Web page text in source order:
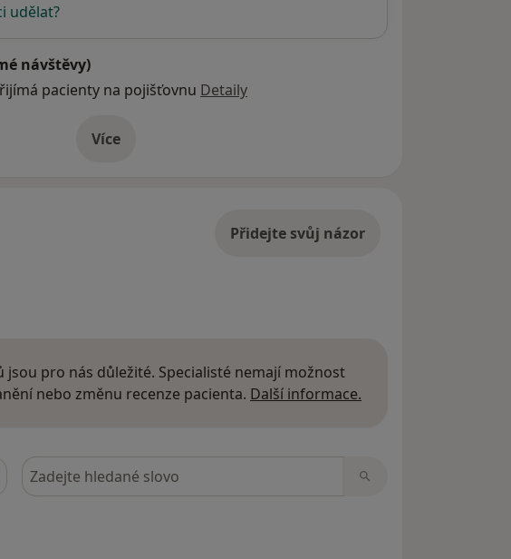
udělat?
návštěvy)
pacienty na pojišťovnu Detaily
Víceo adrese
Přidejte svůj názor
jsou pro nás důležité. Specialisté nemají možnost
nebo změnu recenze pacienta. Další informace.
Hledejte v názorech